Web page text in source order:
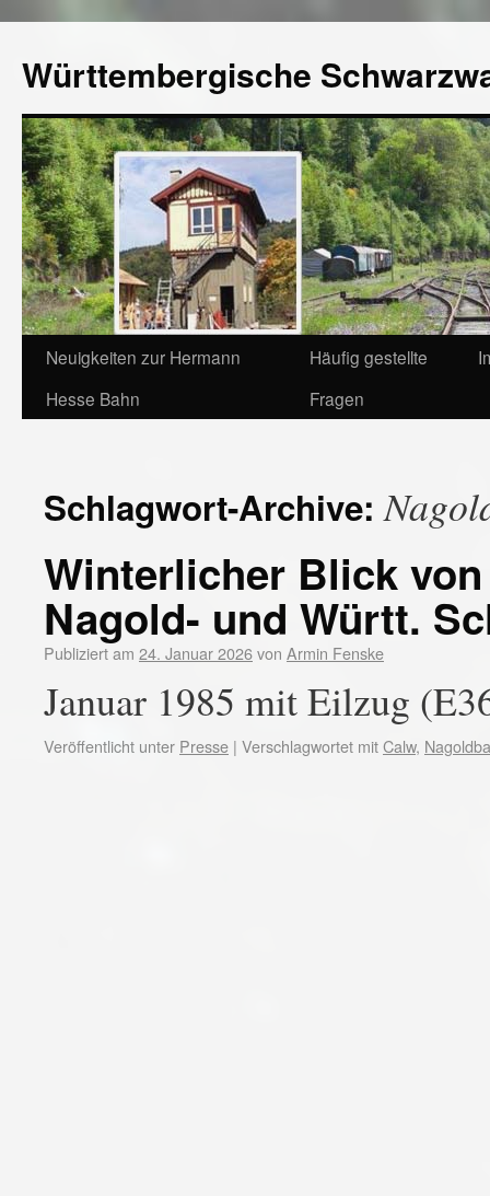
Württembergische
Neuigkeiten zur Hermann
Hesse Bahn
Häufig gestellte
Fragen
Schlagwort-Archive:
Winterlicher Blick
Nagold- und Württ.
Publiziert am 24. Januar 2026von Armin Fenske
Januar 1985 mit Eilzug
Veröffentlicht unter Presse | Verschlagwortet mitCalw,